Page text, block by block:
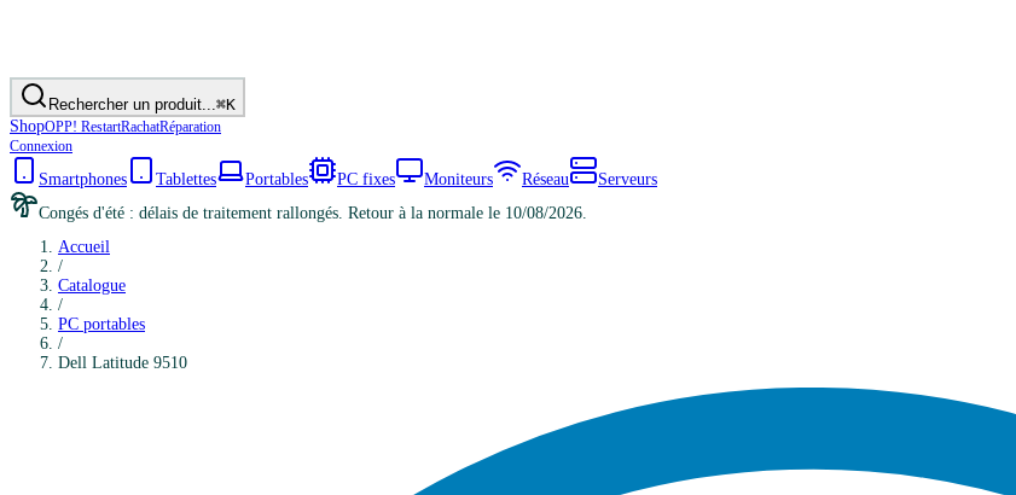
Rechercher un produit... ⌘K
ShopOPP! RestartRachatRéparation
Connexion
Smartphones Tablettes Portables PC fixes Moniteurs Réseau
Serveurs
Congés d'été : délais de traitement rallongés. Retour à la normale le 10/08/2026.
Accueil
/
Catalogue
/
PC portables
/
Dell Latitude 9510